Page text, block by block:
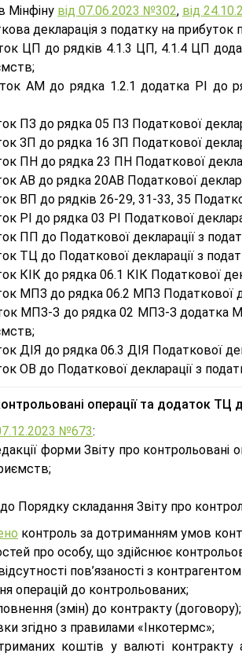
Мінфіну від 07.06.2023 №302, від
декларація з податку на прибуток
ЦП до рядків 4.1.3 ЦП, 4.1.4 ЦП
АМ до рядка 1.2.1 додатка РІ до
ПЗ до рядка 05 ПЗ Податкової
ЗП до рядка 16 ЗП Податкової
ПН до рядка 23 ПН Податкової
АВ до рядка 20АВ Податкової
ВП до рядків 26-29, 31-33, 35
РІ до рядка 03 РІ Податкової
ПП до Податкової декларації з
ТЦ до Податкової декларації з
КІК до рядка 06.1 КІК Податкової
МПЗ до рядка 06.2 МПЗ Податкової
МПЗ-З до рядка 02 МПЗ-З додатка
ДІЯ до рядка 06.3 ДІЯ Податкової
ОВ до Податкової декларації з
операції та додаток ТЦ
№673:
форми Звіту про контрольовані
Порядку складання Звіту про
контроль за дотриманням умов
про особу, що здійснює
пов’язаності з
операцій до контрольованих;
(змін) до контракту (договору);
згідно з правилами «Інкотермс»;
коштів у валюті